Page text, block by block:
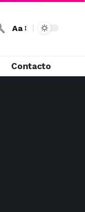
Aa
Contacto